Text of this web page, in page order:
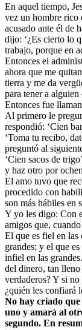
En aquel tiempo,
vez un hombre rico
acusado ante él de
dijo: ‘¿Es cierto lo
trabajo, porque en
Entonces el
ahora que me
tierra y me da
para tener a alguien
Entonces fue
Al primero le
respondió: ‘Cien
‘Toma tu recibo,
preguntó al
‘Cien sacos de
y haz otro por
El amo tuvo que
procedido con
son más hábiles en
Y yo les digo: Con
amigos que,
El que es fiel en las
grandes; y el que
infiel en las
del dinero, tan
verdaderos? Y si
¿quién les confiará
No hay criado que
uno y amará al
segundo. En